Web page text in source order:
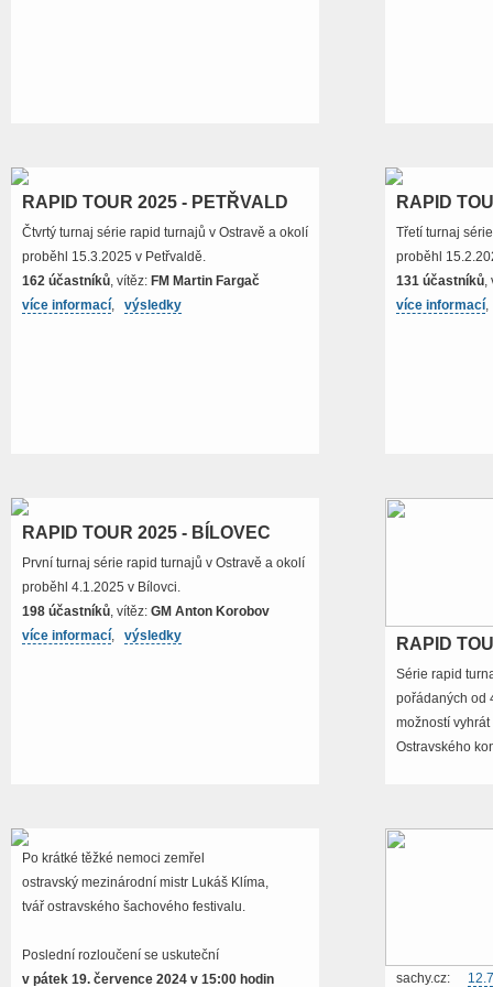
RAPID TOUR 2025 - PETŘVALD
Čtvrtý turnaj série rapid turnajů v Ostravě a okolí
proběhl 15.3.2025 v Petřvaldě.
162 účastníků, vítěz: FM Martin Fargač
více informací, výsledky
RAPID
Třetí turnaj
proběhl
131 účastníků,
více informací
RAPID TOUR 2025 - BÍLOVEC
První turnaj série rapid turnajů v Ostravě a okolí
proběhl 4.1.2025 v Bílovci.
198 účastníků, vítěz: GM Anton Korobov
více informací, výsledky RAPID
Série rapid
pořádaných od
možností
Ostravského
Po krátké těžké nemoci zemřel
ostravský mezinárodní mistr Lukáš Klíma,
tvář ostravského šachového festivalu.
Poslední rozloučení se uskuteční
v pátek 19. července 2024 v 15:00 hodin
sachy.cz: